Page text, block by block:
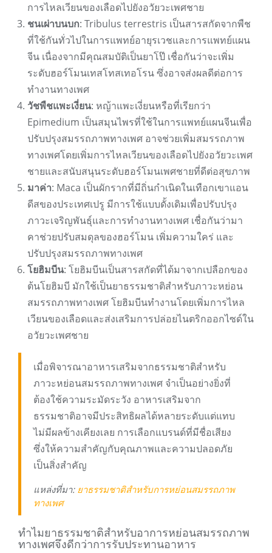
การไหลเวียนของเลือดไปยังอวัยวะเพศชาย
ชนเผ่าบนบก: Tribulus terrestris เป็นสารสกัดจากพืช
ที่ใช้กันทั่วไปในการแพทย์อายุรเวชและการแพทย์แผน
จีน เนื่องจากมีคุณสมบัติเป็นยาโป๊ เชื่อกันว่าจะเพิ่ม
ระดับฮอร์โมนเทสโทสเทอโรน ซึ่งอาจส่งผลดีต่อการ
ทำงานทางเพศ
วัชพืชแพะเงี่ยน: หญ้าแพะเงี่ยนหรือที่เรียกว่า
Epimedium เป็นสมุนไพรที่ใช้ในการแพทย์แผนจีนเพื่อ
ปรับปรุงสมรรถภาพทางเพศ อาจช่วยเพิ่มสมรรถภาพ
ทางเพศโดยเพิ่มการไหลเวียนของเลือดไปยังอวัยวะเพศ
ชายและสนับสนุนระดับฮอร์โมนเพศชายที่ดีต่อสุขภาพ
มาค่า: Maca เป็นผักรากที่มีถิ่นกำเนิดในเทือกเขาแอน
ดีสของประเทศเปรู มีการใช้แบบดั้งเดิมเพื่อปรับปรุง
ภาวะเจริญพันธุ์และการทำงานทางเพศ เชื่อกันว่ามา
คาช่วยปรับสมดุลของฮอร์โมน เพิ่มความใคร่ และ
ปรับปรุงสมรรถภาพทางเพศ
โยฮิมบีน: โยฮิมบีนเป็นสารสกัดที่ได้มาจากเปลือกของ
ต้นโยฮิมบี มักใช้เป็นยาธรรมชาติสำหรับภาวะหย่อน
สมรรถภาพทางเพศ โยฮิมบีนทำงานโดยเพิ่มการไหล
เวียนของเลือดและส่งเสริมการปล่อยไนตริกออกไซด์ใน
อวัยวะเพศชาย
เมื่อพิจารณาอาหารเสริมจากธรรมชาติสำหรับ
ภาวะหย่อนสมรรถภาพทางเพศ จำเป็นอย่างยิ่งที่
ต้องใช้ความระมัดระวัง อาหารเสริมจาก
ธรรมชาติอาจมีประสิทธิผลได้หลายระดับแต่แทบ
ไม่มีผลข้างเคียงเลย การเลือกแบรนด์ที่มีชื่อเสียง
ซึ่งให้ความสำคัญกับคุณภาพและความปลอดภัย
เป็นสิ่งสำคัญ
แหล่งที่มา: ยาธรรมชาติสำหรับการหย่อนสมรรถภาพ
ทางเพศ
ทำไมยาธรรมชาติสำหรับอาการหย่อนสมรรถภาพ
ทางเพศจึงดีกว่าการรับประทานอาหาร